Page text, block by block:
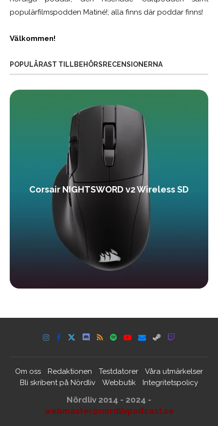
populärfilmspodden Matiné!; alla finns där poddar finns!
Välkommen!
POPULÄRAST TILLBEHÖRSRECENSIONERNA
Corsair NIGHTSWORD v2 Wireless SD
Om oss Redaktionen Testdatorer
Våra utmärkelser
Bli skribent på Nördliv
Webbutik Integritetspolicy
Nördliv 2014 - 2024 -
webmaster@nordlivpodcast.se